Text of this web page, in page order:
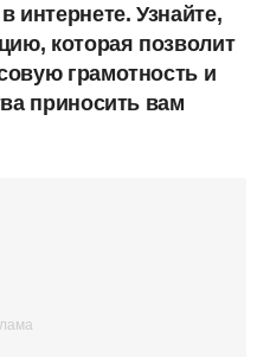
интернете. Узнайте,
которая позволит
грамотность и
приносить вам